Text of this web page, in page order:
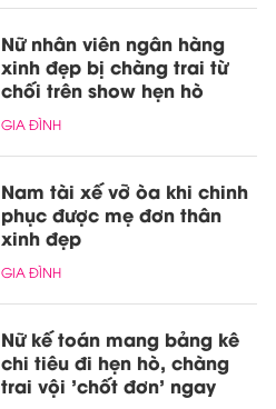
Nữ nhân viên ngân hàng
xinh đẹp bị chàng trai từ
chối trên show hẹn hò
GIA ĐÌNH
Nam tài xế vỡ òa khi chinh
phục được mẹ đơn thân
xinh đẹp
GIA ĐÌNH
Nữ kế toán mang bảng kê
chi tiêu đi hẹn hò, chàng
trai vội 'chốt đơn' ngay